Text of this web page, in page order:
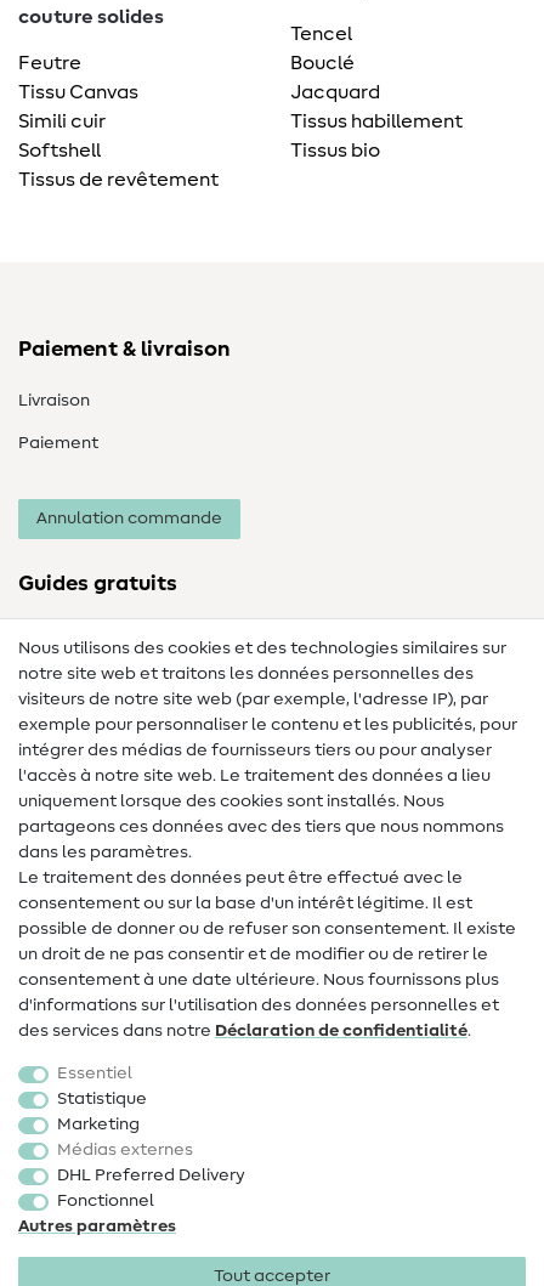
couture solides
Feutre
Tissu Canvas
Simili cuir
Softshell
Tissus de revêtement
Tencel
Bouclé
Jacquard
Tissus habillement
Tissus bio
Paiement & livraison
Livraison
Paiement
Annulation commande
Guides gratuits
Lexique de couture
Tutos de couture
Aide & contact
Contact
Changement de propriétaire
FAQ
Droit de rétractation
Populaire
Accessoires de couture
Promotions
Nous utilisons des cookies et des technologies similaires sur
notre site web et traitons les données personnelles des
visiteurs de notre site web (par exemple, l'adresse IP), par
exemple pour personnaliser le contenu et les publicités, pour
intégrer des médias de fournisseurs tiers ou pour analyser
l'accès à notre site web. Le traitement des données a lieu
uniquement lorsque des cookies sont installés. Nous
partageons ces données avec des tiers que nous nommons
dans les paramètres.
Le traitement des données peut être effectué avec le
consentement ou sur la base d'un intérêt légitime. Il est
possible de donner ou de refuser son consentement. Il existe
un droit de ne pas consentir et de modifier ou de retirer le
consentement à une date ultérieure. Nous fournissons plus
d'informations sur l'utilisation des données personnelles et
des services dans notre Déclaration de confidentialité.
Essentiel
Statistique
Marketing
Médias externes
DHL Preferred Delivery
Fonctionnel
Autres paramètres
Tout accepter